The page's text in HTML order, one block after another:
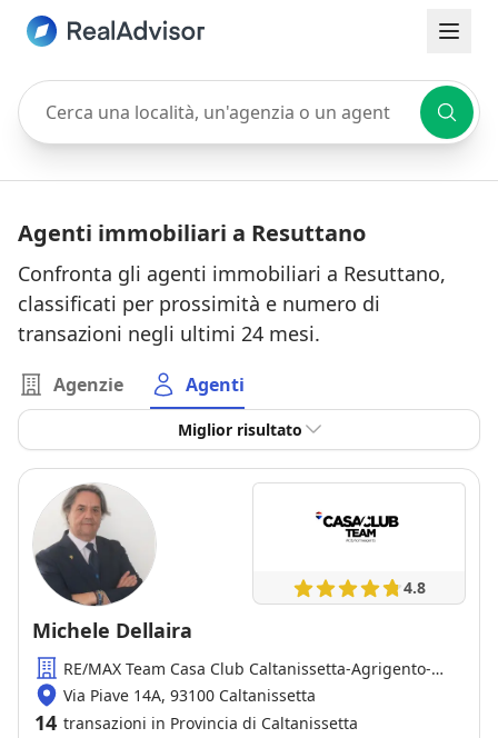
Cerca una località, un'agenzia o un agente
Agenti immobiliari a Resuttano
Confronta gli agenti immobiliari a Resuttano,
classificati per prossimità e numero di
transazioni negli ultimi 24 mesi.
Agenzie Agenti
Miglior risultato
4.8
Michele Dellaira
RE/MAX Team Casa Club Caltanissetta-Agrigento-
Enna
Via Piave 14A, 93100 Caltanissetta
14 transazioni in Provincia di Caltanissetta